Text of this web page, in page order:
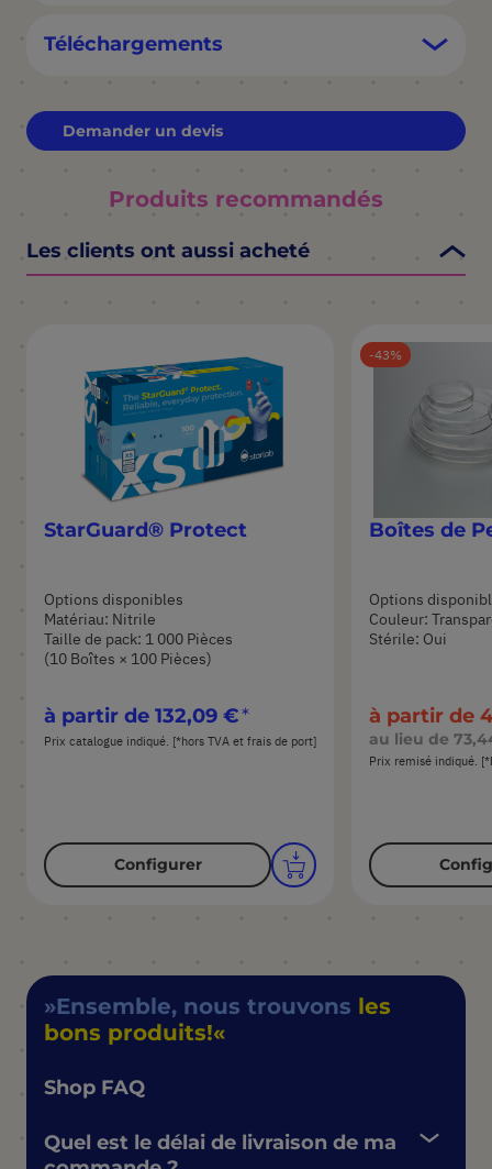
Téléchargements
Demander un devis
Produits recommandés
Les clients ont aussi acheté
StarGuard® Protect
Options disponibles
Matériau: Nitrile
Taille de pack: 1 000 Pièces
(10 Boîtes × 100 Pièces)
à partir de 132,09 €
Prix catalogue indiqué. [*hors TVA et frais de port]
Configurer
43
Boîtes de
Options
Couleur:
Stérile: Oui
à partir de
au lieu de
Prix remisé indiqué.
Ensemble, nous trouvons les
bons produits!
Shop FAQ
Quel est le délai de livraison de ma